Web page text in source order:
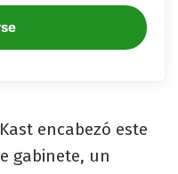
encabezó este
gabinete, un